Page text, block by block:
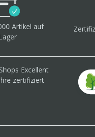
Artikel auf